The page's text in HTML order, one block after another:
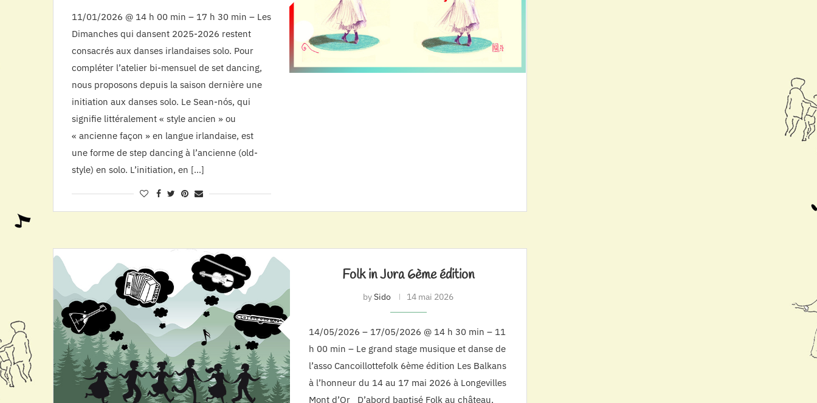
11/01/2026 @ 14 h 00 min – 17 h 30 min – Les
Dimanches qui dansent 2025-2026 restent
consacrés aux danses irlandaises solo. Pour
compléter l’atelier bi-mensuel de set dancing,
nous proposons depuis la saison dernière une
initiation aux danses solo. Le Sean-nós, qui
signifie littéralement « style ancien » ou
« ancienne façon » en langue irlandaise, est
une forme de step dancing à l’ancienne (old-
style) en solo. L’initiation, en […]
Folk in Jura 6ème édition
bySido 14 mai 2026
14/05/2026 – 17/05/2026 @ 14 h 30 min – 11
h 00 min – Le grand stage musique et danse de
l’asso Cancoillottefolk 6ème édition Les Balkans
à l’honneur du 14 au 17 mai 2026 à Longevilles
Mont d’Or D’abord baptisé Folk au château,